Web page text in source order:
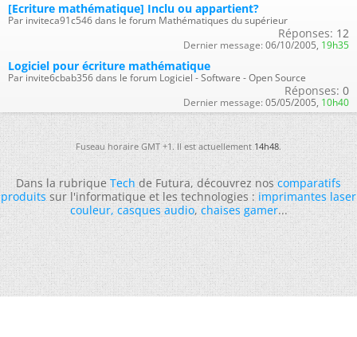
[Ecriture mathématique] Inclu ou appartient?
Par inviteca91c546 dans le forum Mathématiques du supérieur
Réponses: 12
Dernier message: 06/10/2005, 19h35
Logiciel pour écriture mathématique
Par invite6cbab356 dans le forum Logiciel - Software - Open Source
Réponses: 0
Dernier message: 05/05/2005, 10h40
Fuseau horaire GMT +1. Il est actuellement14h48.
Dans la rubriqueTechde Futura, découvrez noscomparatifs
produitssur l'informatique et les technologies :imprimantes laser
couleur,casques audio,chaises gamer...